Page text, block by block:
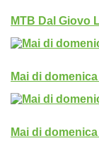
MTB Dal Giovo
Mai di
Mai di